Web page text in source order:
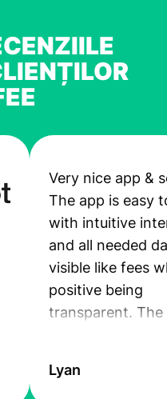
Very nice app &
The app is easy
with intuitive
and all needed
visible like fees
positive being
transparent. The
the exchange
Lyan